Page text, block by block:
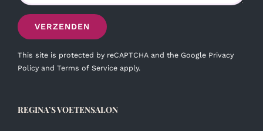
This site is protected by reCAPTCHA and the Google Privacy
Policy and Terms of Service apply.
REGINA’S VOETENSALON